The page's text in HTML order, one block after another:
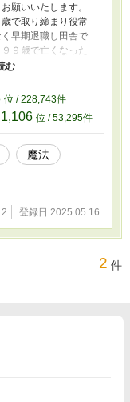
願いいたします。
で取り締まり役常
早期退職し田舎で
９歳で亡くなった
ま７歳の少年マリ
男爵家に生まれ変
火、水、風、土、
世界で初めての召喚
来たのは弱いスラ
はガッカリしたが
色んな魔獣や地球
になり、僻地の男
陸一豊かで最強の
位 / 228,743件
1,106 位 / 53,295件
魔法
登録日 2025.05.16
2 件